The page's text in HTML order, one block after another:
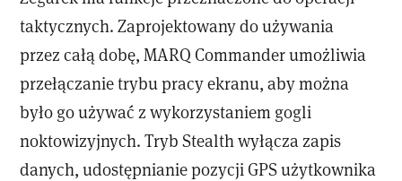
taktycznych. Zaprojektowany do używania
przez całą dobę, MARQ Commander umożliwia
przełączanie trybu pracy ekranu, aby można
było go używać z wykorzystaniem gogli
noktowizyjnych. Tryb Stealth wyłącza zapis
danych, udostępnianie pozycji GPS użytkownika